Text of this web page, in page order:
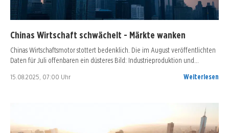
Chinas Wirtschaft schwächelt - Märkte wanken
Chinas Wirtschaftsmotor stottert bedenklich. Die im August veröffentlichten
Daten für Juli offenbaren ein düsteres Bild: Industrieproduktion und…
15.08.2025, 07:00 Uhr Weiterlesen